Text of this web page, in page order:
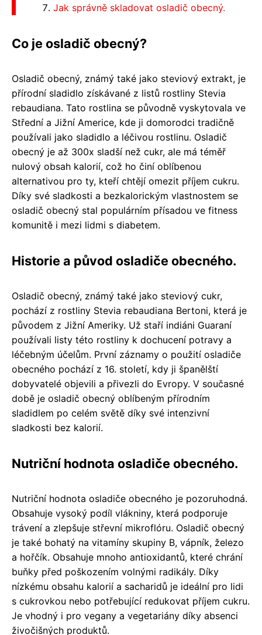
Jak správně skladovat osladič obecný.
Co je osladič obecný?
Osladič obecný, známý také jako steviový extrakt, je
přírodní sladidlo získávané z listů rostliny Stevia
rebaudiana. Tato rostlina se původně vyskytovala ve
Střední a Jižní Americe, kde ji domorodci tradičně
používali jako sladidlo a léčivou rostlinu. Osladič
obecný je až 300x sladší než cukr, ale má téměř
nulový obsah kalorií, což ho činí oblíbenou
alternativou pro ty, kteří chtějí omezit příjem cukru.
Díky své sladkosti a bezkalorickým vlastnostem se
osladič obecný stal populárním přísadou ve fitness
komunitě i mezi lidmi s diabetem.
Historie a původ osladiče obecného.
Osladič obecný, známý také jako steviový cukr,
pochází z rostliny Stevia rebaudiana Bertoni, která je
původem z Jižní Ameriky. Už staří indiáni Guaraní
používali listy této rostliny k dochucení potravy a
léčebným účelům. První záznamy o použití osladiče
obecného pochází z 16. století, kdy ji španělští
dobyvatelé objevili a přivezli do Evropy. V současné
době je osladič obecný oblíbeným přírodním
sladidlem po celém světě díky své intenzivní
sladkosti bez kalorií.
Nutriční hodnota osladiče obecného.
Nutriční hodnota osladiče obecného je pozoruhodná.
Obsahuje vysoký podíl vlákniny, která podporuje
trávení a zlepšuje střevní mikroflóru. Osladič obecný
je také bohatý na vitamíny skupiny B, vápník, železo
a hořčík. Obsahuje mnoho antioxidantů, které chrání
buňky před poškozením volnými radikály. Díky
nízkému obsahu kalorií a sacharidů je ideální pro lidi
s cukrovkou nebo potřebující redukovat příjem cukru.
Je vhodný i pro vegany a vegetariány díky absenci
živočišných produktů.